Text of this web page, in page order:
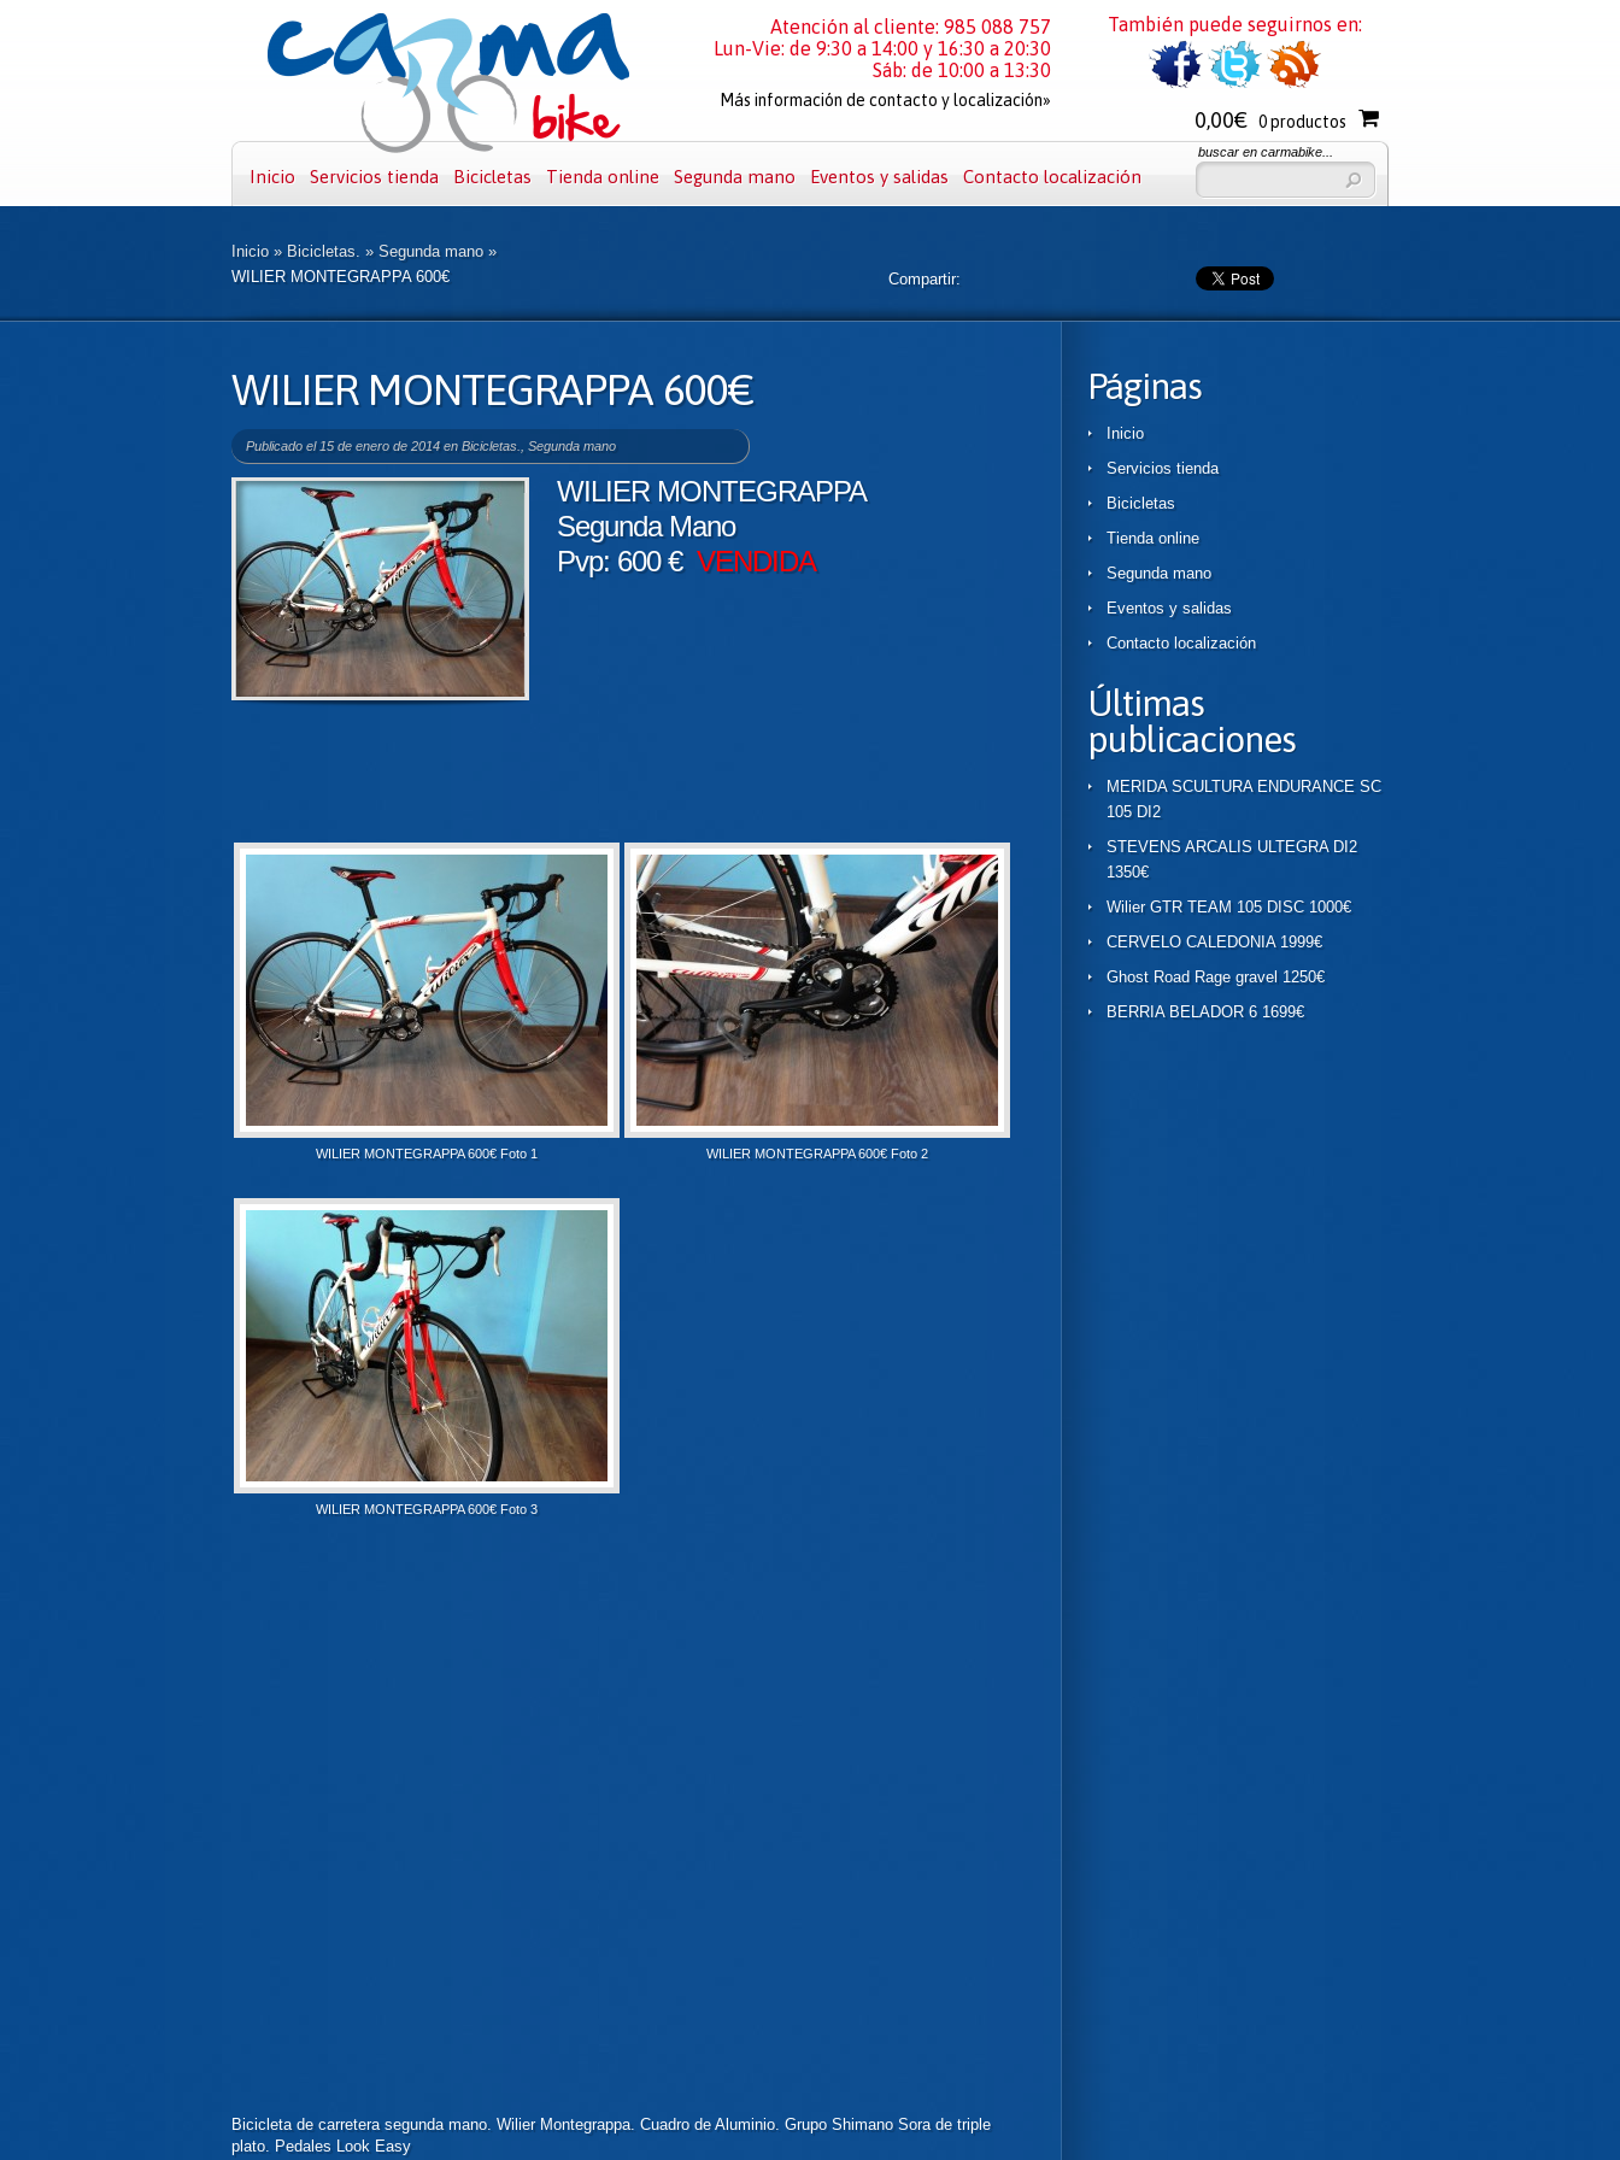
Inicio Servicios tienda Bicicletas Tienda online Segunda mano Eventos y salidas Contacto localización
buscar en carmabike...
Inicio » Bicicletas. » Segunda mano »
WILIER MONTEGRAPPA 600€
Compartir:
WILIER MONTEGRAPPA 600€
Publicado el 15 de enero de 2014 en Bicicletas. Segunda mano
WILIER MONTEGRAPPA
Segunda Mano
Pvp: 600 € VENDIDA
WILIER MONTEGRAPPA 600€ Foto 1 WILIER MONTEGRAPPA 600€ Foto 2
WILIER MONTEGRAPPA 600€ Foto 3
Bicicleta de carretera segunda mano. Wilier Montegrappa. Cuadro de Aluminio. Grupo Shimano Sora de triple
plato. Pedales Look Easy
Páginas
Inicio
Servicios tienda
Bicicletas
Tienda online
Segunda mano
Eventos y salidas
Contacto localización
Últimas
publicaciones
MERIDA SCULTURA ENDURANCE SC
105 DI2
STEVENS ARCALIS ULTEGRA DI2
1350€
Wilier GTR TEAM 105 DISC 1000€
CERVELO CALEDONIA 1999€
Ghost Road Rage gravel 1250€
BERRIA BELADOR 6 1699€
Atención al cliente: 985 088 757
Lun-Vie: de 9:30 a 14:00 y 16:30 a 20:30
Sáb: de 10:00 a 13:30
Más información de contacto y localización»
También puede seguirnos en:
0,00€ 0 productos